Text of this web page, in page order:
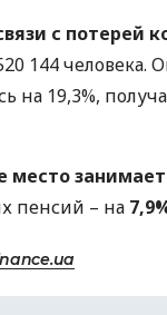
с потерей
144 человека.
на 19,3%,
место занимает
пенсий – на